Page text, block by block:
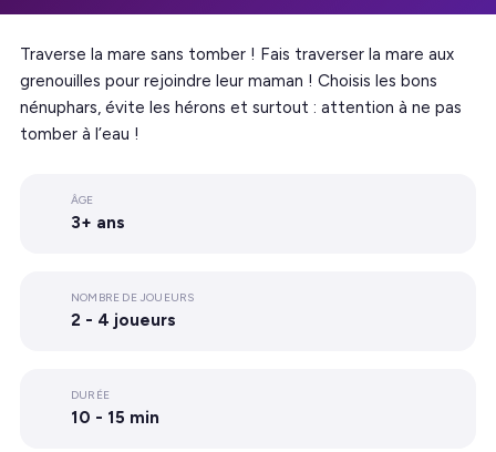
Traverse la mare sans tomber ! Fais traverser la mare aux
grenouilles pour rejoindre leur maman ! Choisis les bons
nénuphars, évite les hérons et surtout : attention à ne pas
tomber à l’eau !
ÂGE
3+ ans
NOMBRE DE JOUEURS
2 - 4 joueurs
DURÉE
10 - 15 min